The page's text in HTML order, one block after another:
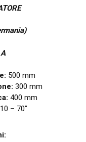
500 mm
300 mm
400 mm
10 – 70″